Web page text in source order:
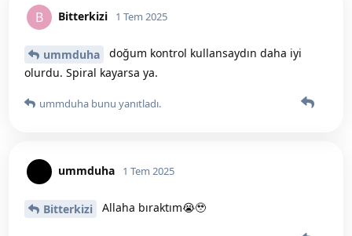
B Bitterkizi 1 Tem 2025
ummduha
doğum kontrol kullansaydın daha iyi
olurdu. Spiral kayarsa ya.
ummduha bunu yanıtladı.
ummduha 1 Tem 2025
Bitterkizi Allaha bıraktım😭🥹